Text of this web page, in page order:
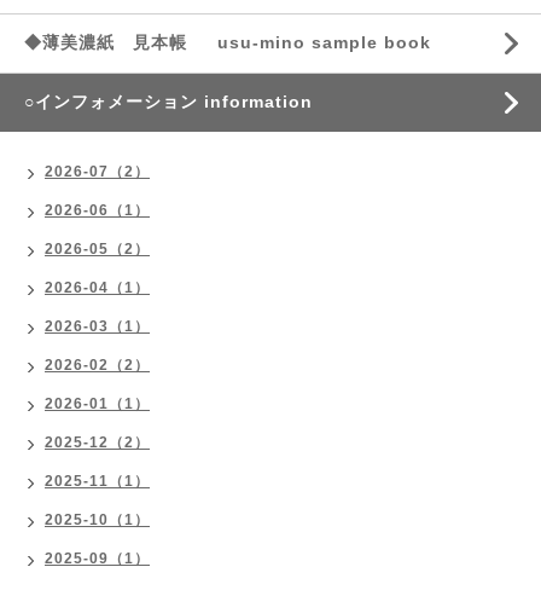
◆薄美濃紙 見本帳 usu-mino sample book
○インフォメーション information
2026-07（2）
2026-06（1）
2026-05（2）
2026-04（1）
2026-03（1）
2026-02（2）
2026-01（1）
2025-12（2）
2025-11（1）
2025-10（1）
2025-09（1）